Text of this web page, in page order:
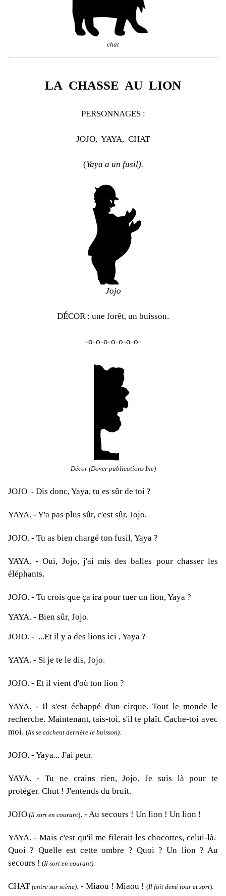
chat
LA CHASSE AU LION
PERSONNAGES :
JOJO, YAYA, CHAT
(Yaya a un fusil).
Jojo
DÉCOR : une forêt, un buisson.
-o-o-o-o-o-o-o-
Décor (Dover publications Inc)
JOJO. - Dis donc, Yaya, tu es sûr de toi ?
YAYA. - Y'a pas plus sûr, c'est sûr, Jojo.
JOJO. - Tu as bien chargé ton fusil, Yaya ?
YAYA. - Oui, Jojo, j'ai mis des balles pour chasser les
éléphants.
JOJO. - Tu crois que ça ira pour tuer un lion, Yaya ?
YAYA. - Bien sûr, Jojo.
JOJO. - ...Et il y a des lions ici , Yaya ?
YAYA. - Si je te le dis, Jojo.
JOJO. - Et il vient d'où ton lion ?
YAYA. - Il s'est échappé d'un cirque. Tout le monde le
recherche. Maintenant, tais-toi, s'il te plaît. Cache-toi avec
moi. (Ils se cachent derrière le buisson).
JOJO. - Yaya... J'ai peur.
YAYA. - Tu ne crains rien, Jojo. Je suis là pour te
protéger. Chut ! J'entends du bruit.
JOJO (Il sort en courant). - Au secours ! Un lion ! Un lion !
YAYA. - Mais c'est qu'il me filerait les chocottes, celui-là.
Quoi ? Quelle est cette ombre ? Quoi ? Un lion ? Au
secours ! (Il sort en courant).
CHAT (entre sur scène). - Miaou ! Miaou ! (Il fait demi tour et sort).